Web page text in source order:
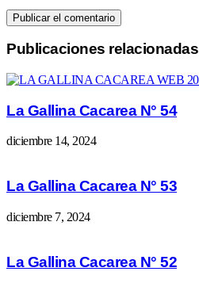
Publicaciones relacionadas
La Gallina Cacarea N° 54
diciembre 14, 2024
La Gallina Cacarea N° 53
diciembre 7, 2024
La Gallina Cacarea N° 52